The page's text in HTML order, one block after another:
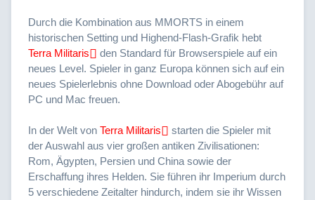
Durch die Kombination aus MMORTS in einem
historischen Setting und Highend-Flash-Grafik hebt
Terra Militaris
den Standard für Browserspiele auf ein
neues Level. Spieler in ganz Europa können sich auf ein
neues Spielerlebnis ohne Download oder Abogebühr auf
PC und Mac freuen.
In der Welt von Terra Militaris
starten die Spieler mit
der Auswahl aus vier großen antiken Zivilisationen:
Rom, Ägypten, Persien und China sowie der
Erschaffung ihres Helden. Sie führen ihr Imperium durch
5 verschiedene Zeitalter hindurch, indem sie ihr Wissen